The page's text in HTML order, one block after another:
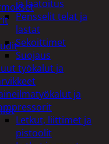
ja laatoitus
Pensselit telat ja
lastat
Sekoittimet
Suojaus
työkalut ja
ja
Letkut, liittimet ja
pistoolit